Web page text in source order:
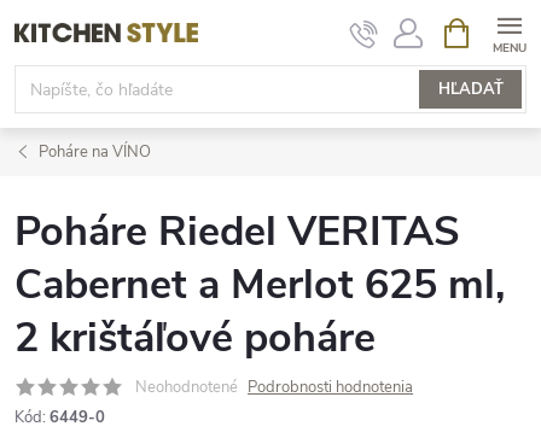
na
obsah
HĽADAŤ
KOŠÍK
Poháre na VÍNO
Poháre Riedel VERITAS
Cabernet a Merlot 625 ml,
2 krištáľové poháre
Neohodnotené Podrobnosti hodnotenia
Kód: 6449-0